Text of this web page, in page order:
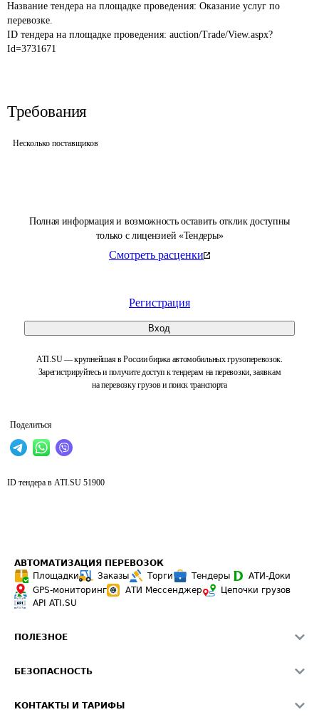
Полная информация и возможность оставить отклик доступны
только с лицензией «Тендеры»
Смотреть расценки
Регистрация
Вход
ATI.SU — крупнейшая в России биржа автомобильных грузоперевозок.
Зарегистрируйтесь и получите доступ к тендерам на перевозки, заявкам
на перевозку грузов и поиск транспорта
Поделиться
Название тендера на площадке проведения: Оказание услуг по
перевозке.
ID тендера на площадке проведения: auction/Trade/View.aspx?
Id=3731671
Требования
Несколько поставщиков
ID тендера в ATI.SU 51900
АВТОМАТИЗАЦИЯ ПЕРЕВОЗОК
Площадки
Заказы Торги Тендеры
АТИ-Доки
GPS-мониторинг
АТИ Мессенджер
Цепочки грузов
API ATI.SU
ПОЛЕЗНОЕ
Звезды ATI.SU на вашем сайте
БЕЗОПАСНОСТЬ
КОНТАКТЫ И ТАРИФЫ